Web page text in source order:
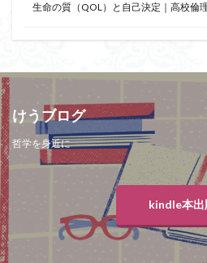
生命の質（QOL）と自己決定｜高校倫
けうブログ
哲学を身近に
kindle本出